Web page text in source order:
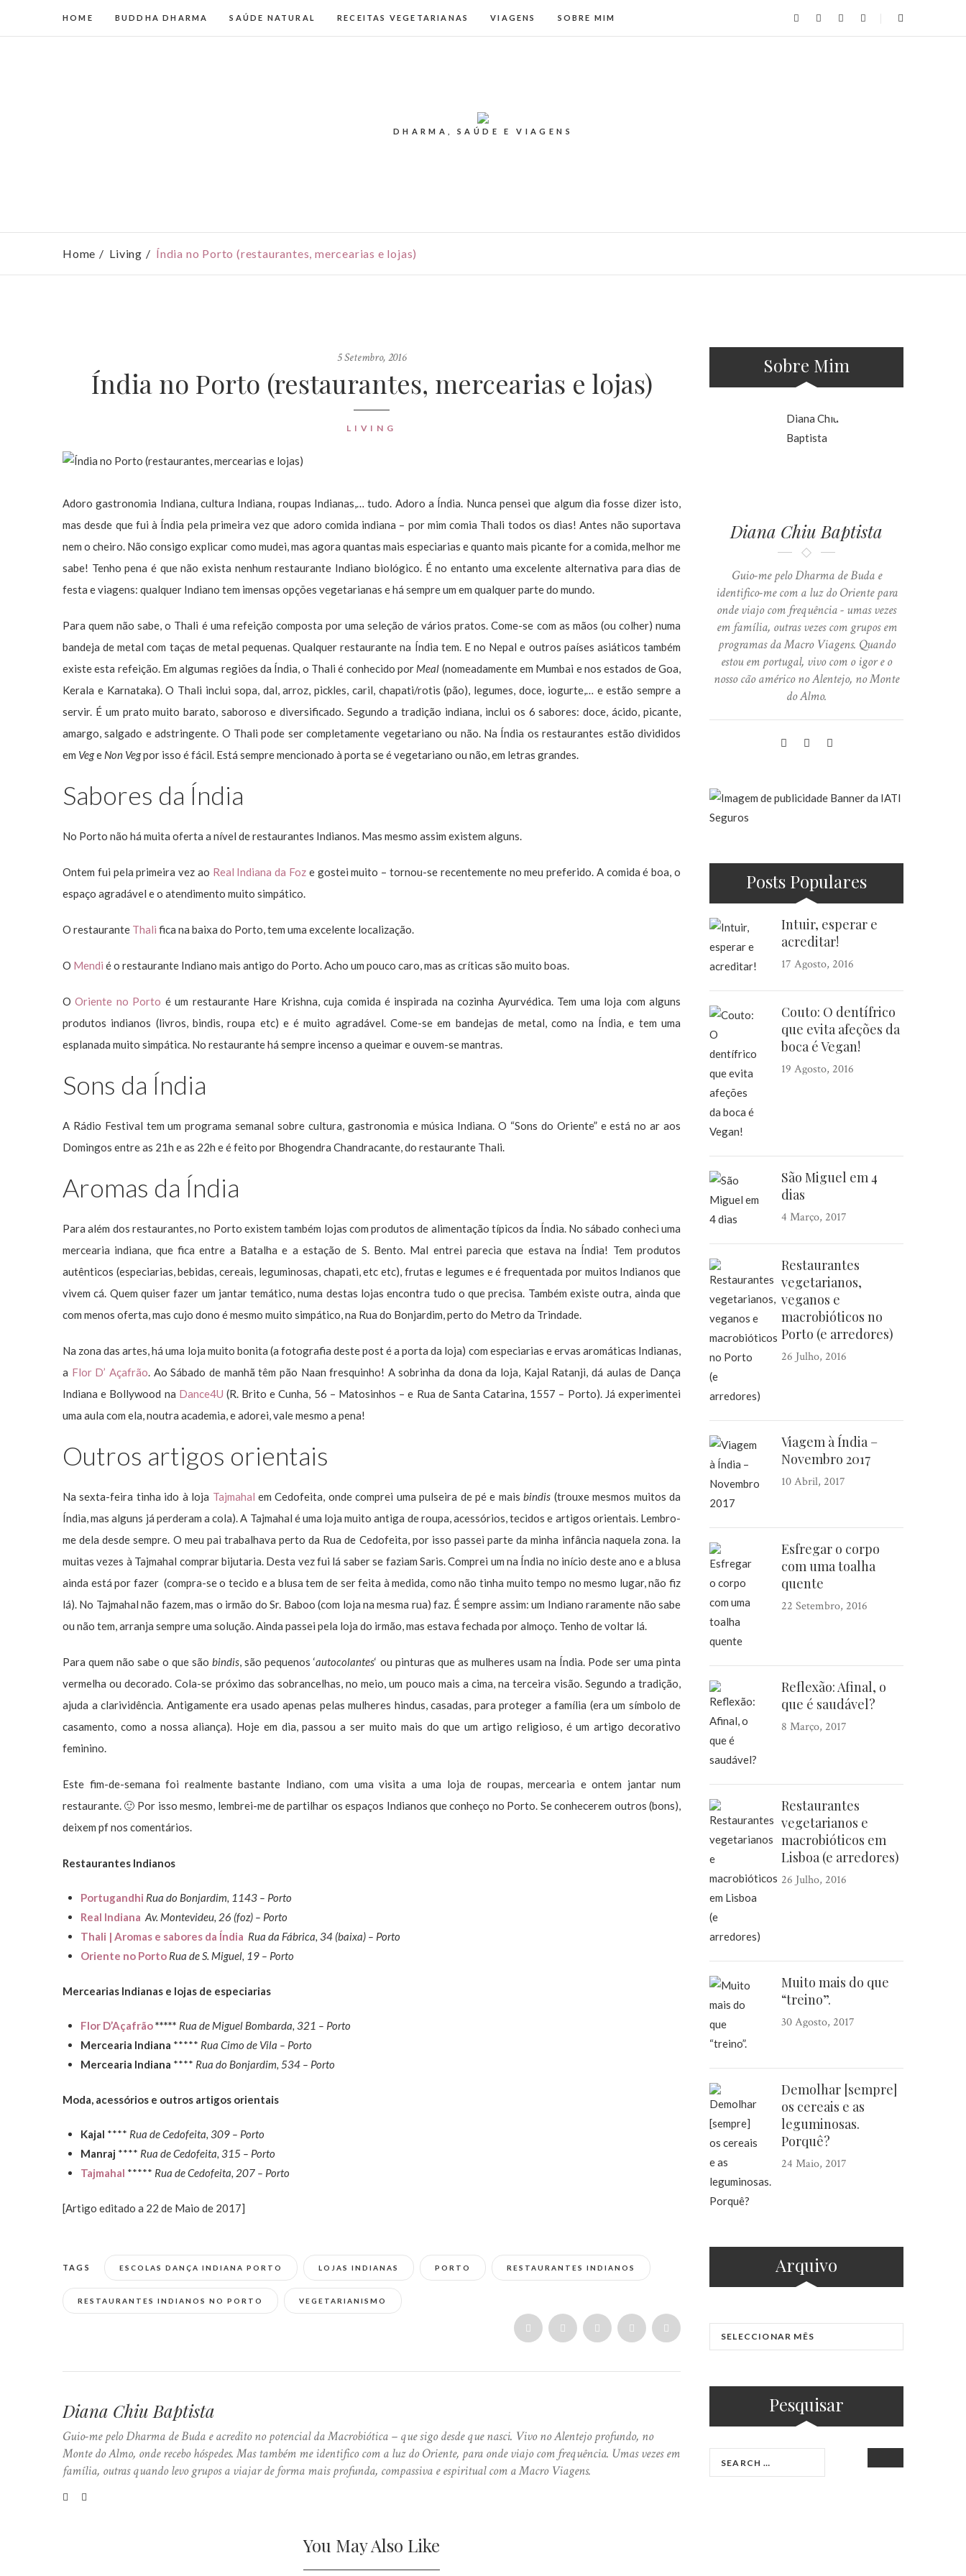
HOME BUDDHA DHARMA SAÚDE NATURAL RECEITAS VEGETARIANAS VIAGENS SOBRE MIM
DHARMA, SAÚDE E VIAGENS
Home Living Índia no Porto (restaurantes, mercearias e lojas)
5 Setembro, 2016
Índia no Porto (restaurantes, mercearias e lojas)
LIVING
Adoro gastronomia Indiana, cultura Indiana, roupas Indianas,… tudo. Adoro a Índia. Nunca pensei que algum dia fosse dizer isto,
mas desde que fui à Índia pela primeira vez que adoro comida indiana – por mim comia Thali todos os dias! Antes não suportava
nem o cheiro. Não consigo explicar como mudei, mas agora quantas mais especiarias e quanto mais picante for a comida, melhor me
sabe! Tenho pena é que não exista nenhum restaurante Indiano biológico. É no entanto uma excelente alternativa para dias de
festa e viagens: qualquer Indiano tem imensas opções vegetarianas e há sempre um em qualquer parte do mundo.
Para quem não sabe, o Thali é uma refeição composta por uma seleção de vários pratos. Come-se com as mãos (ou colher) numa
bandeja de metal com taças de metal pequenas. Qualquer restaurante na Índia tem. E no Nepal e outros países asiáticos também
existe esta refeição. Em algumas regiões da Índia, o Thali é conhecido por Meal (nomeadamente em Mumbai e nos estados de Goa,
Kerala e Karnataka). O Thali inclui sopa, dal, arroz, pickles, caril, chapati/rotis (pão), legumes, doce, iogurte,… e estão sempre a
servir. É um prato muito barato, saboroso e diversificado. Segundo a tradição indiana, inclui os 6 sabores: doce, ácido, picante,
amargo, salgado e adstringente. O Thali pode ser completamente vegetariano ou não. Na Índia os restaurantes estão divididos
em Vege Non Vegpor isso é fácil. Está sempre mencionado à porta se é vegetariano ou não, em letras grandes.
Sabores da Índia
No Porto não há muita oferta a nível de restaurantes Indianos. Mas mesmo assim existem alguns.
Ontem fui pela primeira vez ao Real Indiana da Foz e gostei muito – tornou-se recentemente no meu preferido. A comida é boa, o
espaço agradável e o atendimento muito simpático.
O restaurante Thali fica na baixa do Porto, tem uma excelente localização.
O Mendi é o restaurante Indiano mais antigo do Porto. Acho um pouco caro, mas as críticas são muito boas.
OOriente no Porto é um restaurante Hare Krishna, cuja comida é inspirada na cozinha Ayurvédica. Tem uma loja com alguns
produtos indianos (livros, bindis, roupa etc) e é muito agradável. Come-se em bandejas de metal, como na Índia, e tem uma
esplanada muito simpática. No restaurante há sempre incenso a queimar e ouvem-se mantras.
Sons da Índia
A Rádio Festival tem um programa semanal sobre cultura, gastronomia e música Indiana. O “Sons do Oriente” e está no ar aos
Domingos entre as 21h e as 22h e é feito por Bhogendra Chandracante, do restaurante Thali.
Aromas da Índia
Para além dos restaurantes, no Porto existem também lojas com produtos de alimentação típicos da Índia. No sábado conheci uma
mercearia indiana, que fica entre a Batalha e a estação de S. Bento. Mal entrei parecia que estava na Índia! Tem produtos
autênticos (especiarias, bebidas, cereais, leguminosas, chapati, etc etc), frutas e legumes e é frequentada por muitos Indianos que
vivem cá. Quem quiser fazer um jantar temático, numa destas lojas encontra tudo o que precisa. Também existe outra, ainda que
com menos oferta, mas cujo dono é mesmo muito simpático, na Rua do Bonjardim, perto do Metro da Trindade.
Na zona das artes, há uma loja muito bonita (a fotografia deste post é a porta da loja) com especiarias e ervas aromáticas Indianas,
a Flor D’ Açafrão. Ao Sábado de manhã têm pão Naan fresquinho! A sobrinha da dona da loja, Kajal Ratanji, dá aulas de Dança
Indiana e Bollywood na Dance4U (R. Brito e Cunha, 56 – Matosinhos – e Rua de Santa Catarina, 1557 – Porto). Já experimentei
uma aula com ela, noutra academia, e adorei, vale mesmo a pena!
Outros artigos orientais
Na sexta-feira tinha ido à loja Tajmahal em Cedofeita, onde comprei uma pulseira de pé e maisbindis (trouxe mesmos muitos da
Índia, mas alguns já perderam a cola). A Tajmahal é uma loja muito antiga de roupa, acessórios, tecidos e artigos orientais. Lembro-
me dela desde sempre. O meu pai trabalhava perto da Rua de Cedofeita, por isso passei parte da minha infância naquela zona. Ia
muitas vezes à Tajmahal comprar bijutaria. Desta vez fui lá saber se faziam Saris. Comprei um na Índia no início deste ano e a blusa
ainda está por fazer (compra-se o tecido e a blusa tem de ser feita à medida, como não tinha muito tempo no mesmo lugar, não fiz
lá). No Tajmahal não fazem, mas o irmão do Sr. Baboo (com loja na mesma rua) faz. É sempre assim: um Indiano raramente não sabe
ou não tem, arranja sempre uma solução. Ainda passei pela loja do irmão, mas estava fechada por almoço. Tenho de voltar lá.
Para quem não sabe o que sãobindis, são pequenos ‘autocolantes‘ ou pinturas que as mulheres usam na Índia. Pode ser uma pinta
vermelha ou decorado. Cola-se próximo das sobrancelhas, no meio, um pouco mais a cima, na terceira visão. Segundo a tradição,
ajuda a clarividência. Antigamente era usado apenas pelas mulheres hindus, casadas, para proteger a família (era um símbolo de
casamento, como a nossa aliança). Hoje em dia, passou a ser muito mais do que um artigo religioso, é um artigo decorativo
feminino.
Este fim-de-semana foi realmente bastante Indiano, com uma visita a uma loja de roupas, mercearia e ontem jantar num
restaurante. 🙂 Por isso mesmo, lembrei-me de partilhar os espaços Indianos que conheço no Porto. Se conhecerem outros (bons),
deixem pf nos comentários.
Restaurantes Indianos
Portugandhi Rua do Bonjardim, 1143 – Porto
Real Indiana Av. Montevideu, 26 (foz) – Porto
Thali | Aromas e sabores da Índia Rua da Fábrica, 34 (baixa) – Porto
Oriente no Porto Rua de S. Miguel, 19 – Porto
Mercearias Indianas e lojas de especiarias
Flor D’Açafrão***** Rua de Miguel Bombarda, 321 – Porto
Mercearia Indiana ***** Rua Cimo de Vila – Porto
Mercearia Indiana **** Rua do Bonjardim, 534 – Porto
Moda, acessórios e outros artigos orientais
Kajal **** Rua de Cedofeita, 309 – Porto
Manraj **** Rua de Cedofeita, 315 – Porto
Tajmahal ***** Rua de Cedofeita, 207 – Porto
[Artigo editado a 22 de Maio de 2017]
TAGS ESCOLAS DANÇA INDIANA PORTO LOJAS INDIANAS PORTO RESTAURANTES INDIANOS
RESTAURANTES INDIANOS NO PORTO VEGETARIANISMO
Diana Chiu Baptista
Guio-me pelo Dharma de Buda e acredito no potencial da Macrobiótica – que sigo desde que nasci. Vivo no Alentejo profundo, no
Monte do Almo, onde recebo hóspedes. Mas também me identifico com a luz do Oriente, para onde viajo com frequência. Umas vezes em
família, outras quando levo grupos a viajar de forma mais profunda, compassiva e espiritual com a Macro Viagens.
You May Also Like
Sobre Mim
Diana Chiu Baptista
Guio-me pelo Dharma de Buda e
identifico-me com a luz do Oriente para
onde viajo com frequência - umas vezes
em família, outras vezes com grupos em
programas da Macro Viagens. Quando
estou em portugal, vivo com o igor e o
nosso cão américo no Alentejo, no Monte
do Almo.
Posts Populares
Intuir, esperar e
acreditar!
17 Agosto, 2016
Couto: O dentífrico
que evita afeções da
boca é Vegan!
19 Agosto, 2016
São Miguel em 4
dias
4 Março, 2017
Restaurantes
vegetarianos,
veganos e
macrobióticos no
Porto (e arredores)
26 Julho, 2016
Viagem à Índia –
Novembro 2017
10 Abril, 2017
Esfregar o corpo
com uma toalha
quente
22 Setembro, 2016
Reflexão: Afinal, o
que é saudável?
8 Março, 2017
Restaurantes
vegetarianos e
macrobióticos em
Lisboa (e arredores)
26 Julho, 2016
Muito mais do que
“treino”.
30 Agosto, 2017
Demolhar [sempre]
os cereais e as
leguminosas.
Porquê?
24 Maio, 2017
Arquivo
Pesquisar